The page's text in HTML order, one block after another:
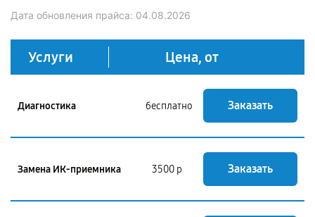
Дата обновления прайса: 04.08.2026
Услуги Цена, от
Диагностика бесплатно Заказать
Замена ИК-приемника 3500 р Заказать